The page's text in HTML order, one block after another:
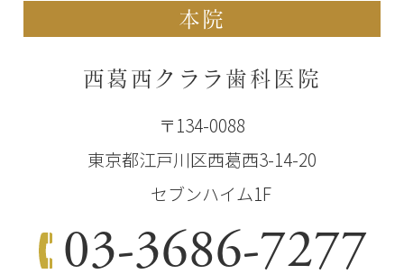
本院
西葛西クララ歯科医院
〒134-0088
東京都江戸川区西葛西3-14-20
セブンハイム1F
03-3686-7277